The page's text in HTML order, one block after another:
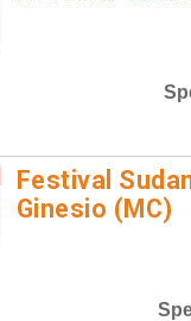
Festival
Ginesio (MC)